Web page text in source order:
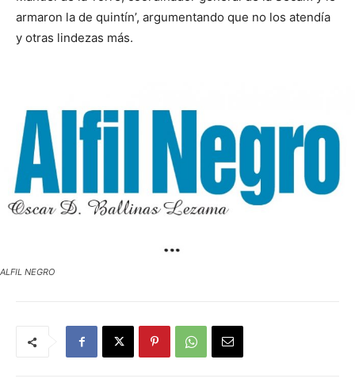
armaron la de quintín’, argumentando que no los atendía
y otras lindezas más.
ALFIL NEGRO